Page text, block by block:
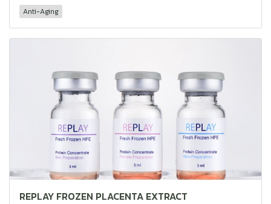
Anti-Aging
REPLAY FROZEN PLACENTA EXTRACT